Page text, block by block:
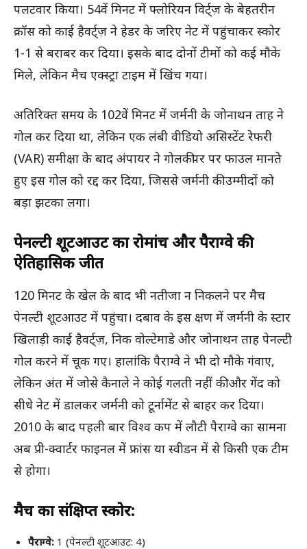
पलटवार किया। 54वें मिनट में फ्लोरियन विर्ट्ज़ के बेहतरीन
क्रॉस को काई हैवर्ट्ज़ ने हेडर के जरिए नेट में पहुंचाकर स्कोर
1-1 से बराबर कर दिया। इसके बाद दोनों टीमों को कई मौके
मिले, लेकिन मैच एक्स्ट्रा टाइम में खिंच गया।
अतिरिक्त समय के 102वें मिनट में जर्मनी के जोनाथन ताह ने
गोल कर दिया था, लेकिन एक लंबी वीडियो असिस्टेंट रेफरी
(VAR) समीक्षा के बाद अंपायर ने गोलकीपर पर फाउल मानते
हुए इस गोल को रद्द कर दिया, जिससे जर्मनी की उम्मीदों को
बड़ा झटका लगा।
पेनल्टी शूटआउट का रोमांच और पैराग्वे की
ऐतिहासिक जीत
120 मिनट के खेल के बाद भी नतीजा न निकलने पर मैच
पेनल्टी शूटआउट में पहुंचा। दबाव के इस क्षण में जर्मनी के स्टार
खिलाड़ी काई हैवर्ट्ज़, निक वोल्टेमाडे और जोनाथन ताह पेनल्टी
गोल करने में चूक गए। हालांकि पैराग्वे ने भी दो मौके गंवाए,
लेकिन अंत में जोसे कैनाले ने कोई गलती नहीं की और गेंद को
सीधे नेट में डालकर जर्मनी को टूर्नामेंट से बाहर कर दिया।
2010 के बाद पहली बार विश्व कप में लौटी पैराग्वे का सामना
अब प्री-क्वार्टर फाइनल में फ्रांस या स्वीडन में से किसी एक टीम
से होगा।
मैच का संक्षिप्त स्कोर:
पैराग्वे: 1 (पेनल्टी शूटआउट: 4)